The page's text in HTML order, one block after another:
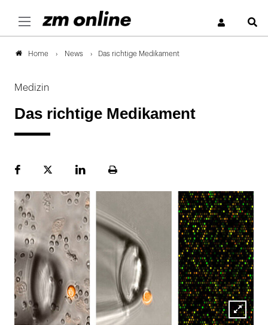
Home News Das richtige Medikament
Medizin
Das richtige Medikament
FacebookPlattformLinekdInSeite